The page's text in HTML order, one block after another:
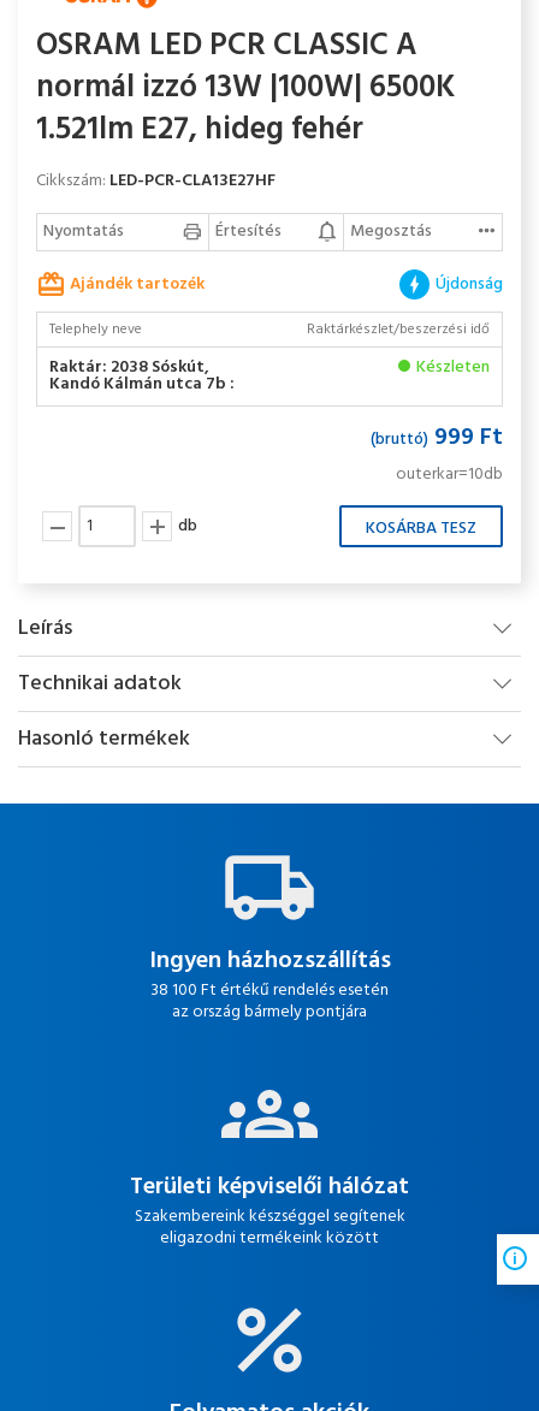
OSRAM LED PCR CLASSIC A
normál izzó 13W |100W| 6500K
1.521lm E27, hideg fehér
Cikkszám: LED-PCR-CLA13E27HF
Nyomtatás
Értesítés
Megosztás
Ajándék tartozék
Újdonság
Telephely neve Raktárkészlet/beszerzési idő
Raktár: 2038 Sóskút,
Kandó Kálmán utca 7b :
Készleten
(bruttó) 999 Ft
outerkar=10db
db
Leírás
Technikai adatok
Hasonló termékek
Ingyen házhozszállítás
38 100 Ft értékű rendelés esetén
az ország bármely pontjára
Területi képviselői hálózat
Szakembereink készséggel segítenek
eligazodni termékeink között